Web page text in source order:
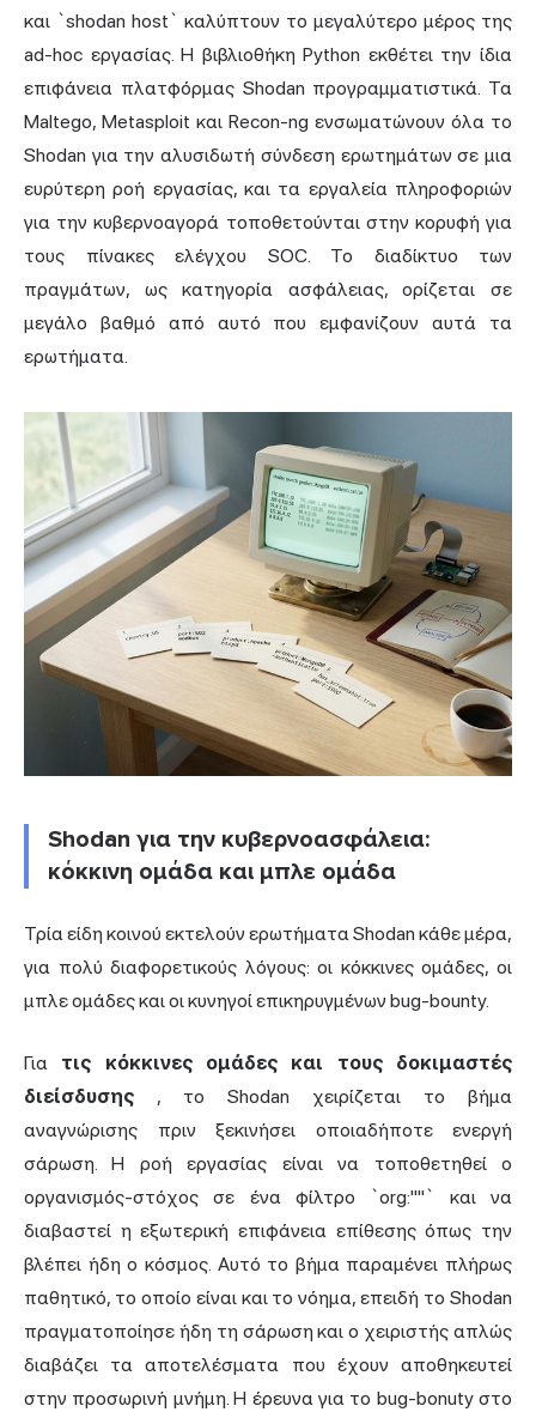
και `shodan host` καλύπτουν το μεγαλύτερο μέρος της
ad-hoc εργασίας. Η βιβλιοθήκη Python εκθέτει την ίδια
επιφάνεια πλατφόρμας Shodan προγραμματιστικά. Τα
Maltego, Metasploit και Recon-ng ενσωματώνουν όλα το
Shodan για την αλυσιδωτή σύνδεση ερωτημάτων σε μια
ευρύτερη ροή εργασίας, και τα εργαλεία πληροφοριών
για την κυβερνοαγορά τοποθετούνται στην κορυφή για
τους πίνακες ελέγχου SOC. Το διαδίκτυο των
πραγμάτων, ως κατηγορία ασφάλειας, ορίζεται σε
μεγάλο βαθμό από αυτό που εμφανίζουν αυτά τα
ερωτήματα.
Shodan για την κυβερνοασφάλεια:
κόκκινη ομάδα και μπλε ομάδα
Τρία είδη κοινού εκτελούν ερωτήματα Shodan κάθε μέρα,
για πολύ διαφορετικούς λόγους: οι κόκκινες ομάδες, οι
μπλε ομάδες και οι κυνηγοί επικηρυγμένων bug-bounty.
Για τις κόκκινες ομάδες και τους δοκιμαστές
διείσδυσης , το Shodan χειρίζεται το βήμα
αναγνώρισης πριν ξεκινήσει οποιαδήποτε ενεργή
σάρωση. Η ροή εργασίας είναι να τοποθετηθεί ο
οργανισμός-στόχος σε ένα φίλτρο `org:""` και να
διαβαστεί η εξωτερική επιφάνεια επίθεσης όπως την
βλέπει ήδη ο κόσμος. Αυτό το βήμα παραμένει πλήρως
παθητικό, το οποίο είναι και το νόημα, επειδή το Shodan
πραγματοποίησε ήδη τη σάρωση και ο χειριστής απλώς
διαβάζει τα αποτελέσματα που έχουν αποθηκευτεί
στην προσωρινή μνήμη. Η έρευνα για το bug-bonuty στο